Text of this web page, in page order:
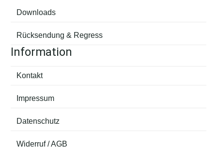
Downloads
Rücksendung & Regress
Information
Kontakt
Impressum
Datenschutz
Widerruf / AGB